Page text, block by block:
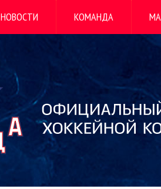
НОВОСТИ КОМАНДА